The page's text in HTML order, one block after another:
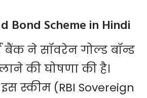
Bond Scheme in Hindi
बैंक ने सॉवरेन गोल्ड बॉन्ड
की घोषणा की है।
स्कीम (RBI Sovereign